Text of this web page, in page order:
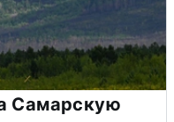
Самарскую